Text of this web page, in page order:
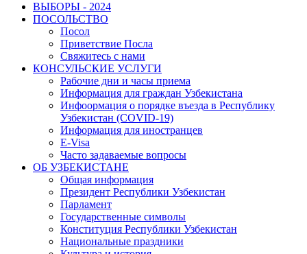
ВЫБОРЫ - 2024
ПОСОЛЬСТВО
Посол
Приветствие Посла
Свяжитесь с нами
КОНСУЛЬСКИЕ УСЛУГИ
Рабочие дни и часы приема
Информация для граждан Узбекистана
Инфоормация о порядке въезда в Республику
Узбекистан (COVID-19)
Информация для иностранцев
E-Visa
Часто задаваемые вопросы
ОБ УЗБЕКИСТАНЕ
Общая информация
Президент Республики Узбекистан
Парламент
Государственные символы
Конституция Республики Узбекистан
Национальные праздники